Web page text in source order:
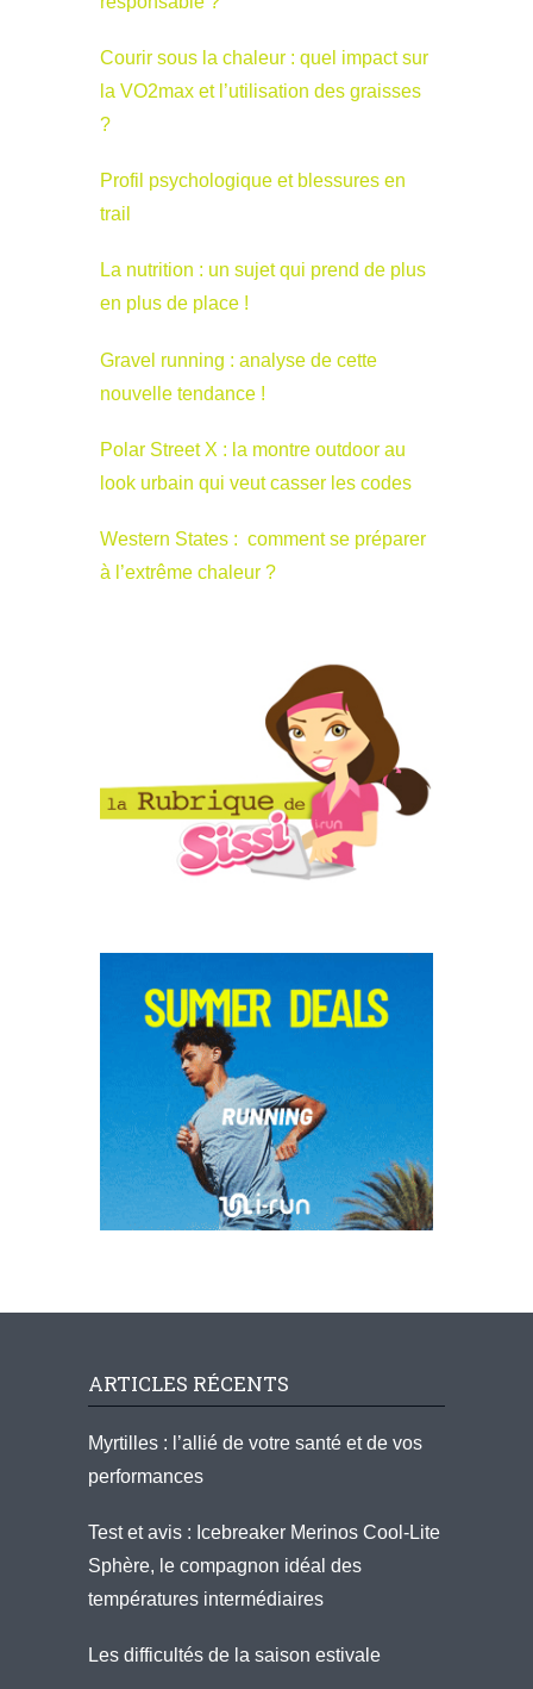
Courir sous la chaleur : quel impact sur
la VO2max et l’utilisation des graisses
?
Profil psychologique et blessures en
trail
La nutrition : un sujet qui prend de plus
en plus de place !
Gravel running : analyse de cette
nouvelle tendance !
Polar Street X : la montre outdoor au
look urbain qui veut casser les codes
Western States : comment se préparer
à l’extrême chaleur ?
ARTICLES RÉCENTS
Myrtilles : l’allié de votre santé et de vos
performances
Test et avis : Icebreaker Merinos Cool-Lite
Sphère, le compagnon idéal des
températures intermédiaires
Les difficultés de la saison estivale